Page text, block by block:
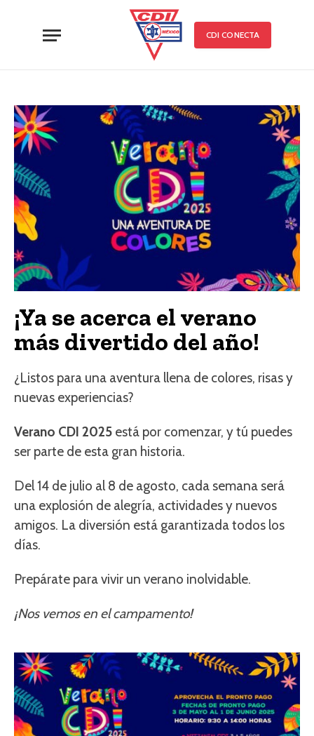
CDI CONECTA
¡Ya se acerca el verano
más divertido del año!
¿Listos para una aventura llena de colores, risas y
nuevas experiencias?
Verano CDI 2025 está por comenzar, y tú puedes
ser parte de esta gran historia.
Del 14 de julio al 8 de agosto, cada semana será
una explosión de alegría, actividades y nuevos
amigos. La diversión está garantizada todos los
días.
Prepárate para vivir un verano inolvidable.
¡Nos vemos en el campamento!